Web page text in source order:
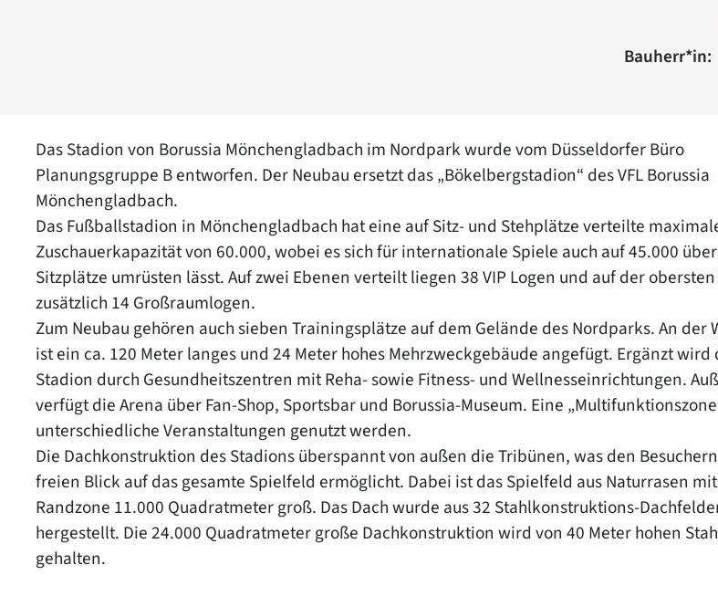
Bauherr*in:
Das Stadion von Borussia Mönchengladbach im Nordpark wurde vom Düsseldorfer Büro
Planungsgruppe B entworfen. Der Neubau ersetzt das „Bökelbergstadion“ des VFL Borussia
Mönchengladbach.
Das Fußballstadion in Mönchengladbach hat eine auf Sitz- und Stehplätze verteilte
Zuschauerkapazität von 60.000, wobei es sich für internationale Spiele auch auf 45.000
Sitzplätze umrüsten lässt. Auf zwei Ebenen verteilt liegen 38 VIP Logen und auf der
zusätzlich 14 Großraumlogen.
Zum Neubau gehören auch sieben Trainingsplätze auf dem Gelände des Nordparks. An der
ist ein ca. 120 Meter langes und 24 Meter hohes Mehrzweckgebäude angefügt. Ergänzt wird
Stadion durch Gesundheitszentren mit Reha- sowie Fitness- und Wellnesseinrichtungen.
verfügt die Arena über Fan-Shop, Sportsbar und Borussia-Museum. Eine
unterschiedliche Veranstaltungen genutzt werden.
Die Dachkonstruktion des Stadions überspannt von außen die Tribünen, was den
freien Blick auf das gesamte Spielfeld ermöglicht. Dabei ist das Spielfeld aus Naturrasen
Randzone 11.000 Quadratmeter groß. Das Dach wurde aus 32 Stahlkonstruktions-
hergestellt. Die 24.000 Quadratmeter große Dachkonstruktion wird von 40 Meter hohen
gehalten.